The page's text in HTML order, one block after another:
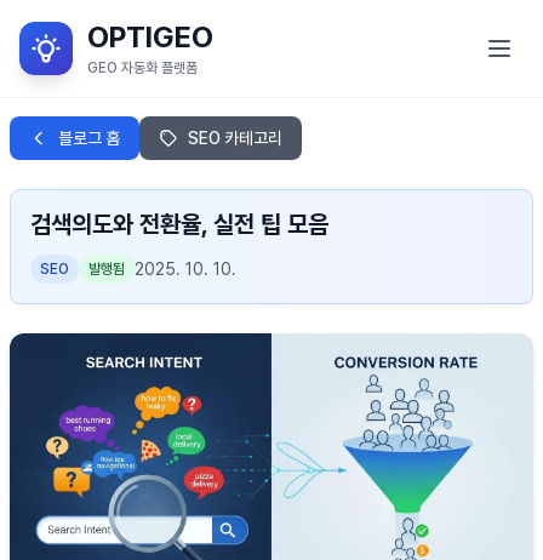
OPTIGEO
GEO 자동화 플랫폼
GEO란?
서비스 목적
OPTIGEO 소개
로그인
블로그 홈 SEO 카테고리
검색의도와 전환율, 실전 팁 모음
SEO 발행됨 2025. 10. 10.